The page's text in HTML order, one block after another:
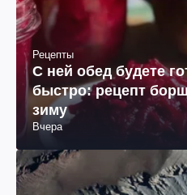
Рецепты
С ней обед будете
быстро: рецепт
зиму
Вчера